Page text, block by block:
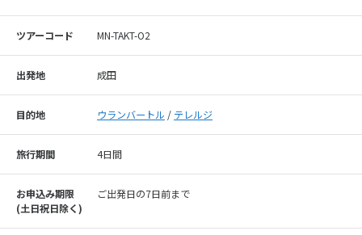
★ご出発41日前までの変更取消料は10,000円（目安額）！
高額なキャンセル料はかかりませんのでご安心下さい
ツアーコード MN-TAKT-O2
出発地 成田
目的地 ウランバートル / テレルジ
旅行期間 4日間
お申込み期限
(⼟⽇祝⽇除く)
ご出発日の7日前まで